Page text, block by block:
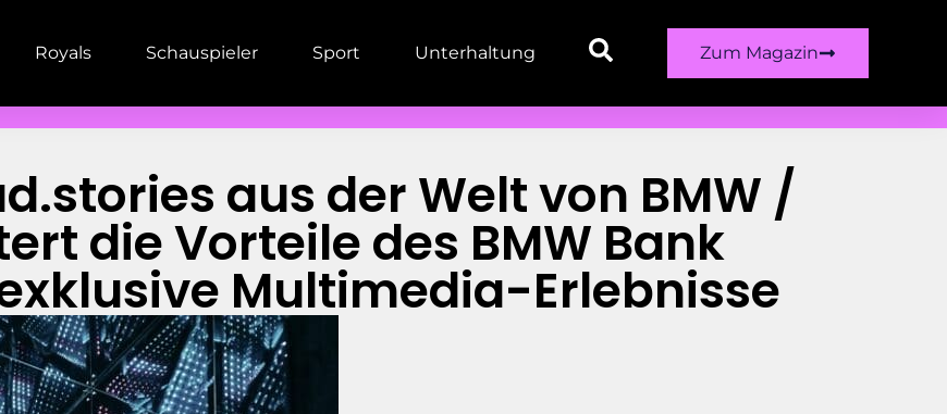
Royals Schauspieler Sport Unterhaltung Zum Magazin
aus der Welt von BMW /
die Vorteile des BMW Bank
Multimedia-Erlebnisse